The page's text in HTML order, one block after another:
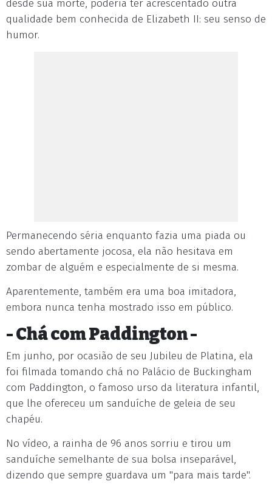
desde sua morte, poderia ter acrescentado outra
qualidade bem conhecida de Elizabeth II: seu senso de
humor.
Permanecendo séria enquanto fazia uma piada ou
sendo abertamente jocosa, ela não hesitava em
zombar de alguém e especialmente de si mesma.
Aparentemente, também era uma boa imitadora,
embora nunca tenha mostrado isso em público.
- Chá com Paddington -
Em junho, por ocasião de seu Jubileu de Platina, ela
foi filmada tomando chá no Palácio de Buckingham
com Paddington, o famoso urso da literatura infantil,
que lhe ofereceu um sanduíche de geleia de seu
chapéu.
No vídeo, a rainha de 96 anos sorriu e tirou um
sanduíche semelhante de sua bolsa inseparável,
dizendo que sempre guardava um "para mais tarde".